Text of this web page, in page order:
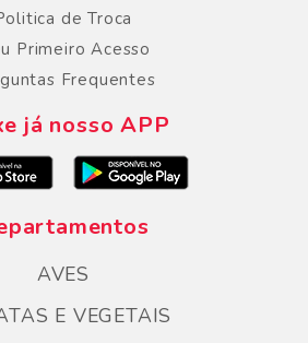
de Troca
Primeiro Acesso
Frequentes
já nosso APP
AVES
E VEGETAIS